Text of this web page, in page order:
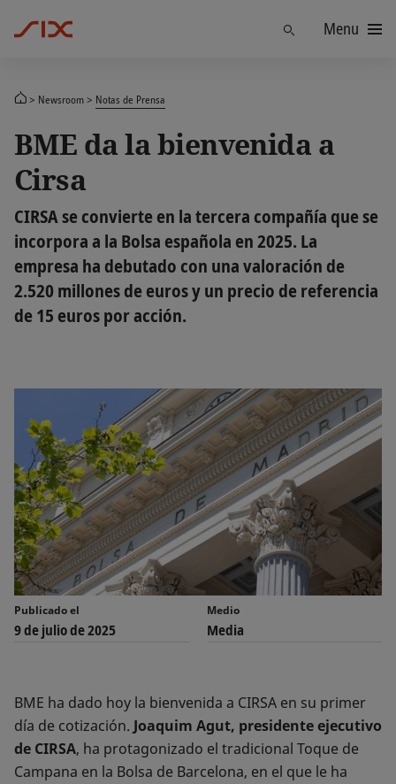
Menu
Newsroom Notas de Prensa
BME da la bienvenida a
Cirsa
CIRSA se convierte en la tercera compañía que se
incorpora a la Bolsa española en 2025. La
empresa ha debutado con una valoración de
2.520 millones de euros y un precio de referencia
de 15 euros por acción.
Publicado el
9 de julio de 2025
Medio
Media
BME ha dado hoy la bienvenida a CIRSA en su primer
día de cotización. Joaquim Agut, presidente ejecutivo
de CIRSA, ha protagonizado el tradicional Toque de
Campana en la Bolsa de Barcelona, en el que le ha